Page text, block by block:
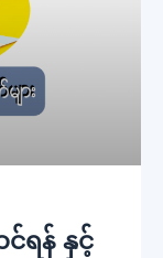
ရန် နှင့်